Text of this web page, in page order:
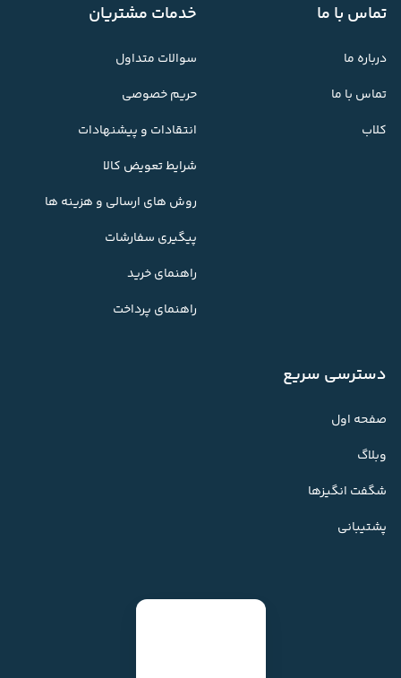
تماس با ما
درباره ما
تماس با ما
کلاب
خدمات مشتریان
سوالات متداول
حریم خصوصی
انتقادات و پیشنهادات
شرایط تعویض کالا
روش های ارسالی و هزینه ها
پیگیری سفارشات
راهنمای خرید
راهنمای پرداخت
دسترسی سریع
صفحه اول
وبلاگ
شگفت انگیزها
پشتیبانی